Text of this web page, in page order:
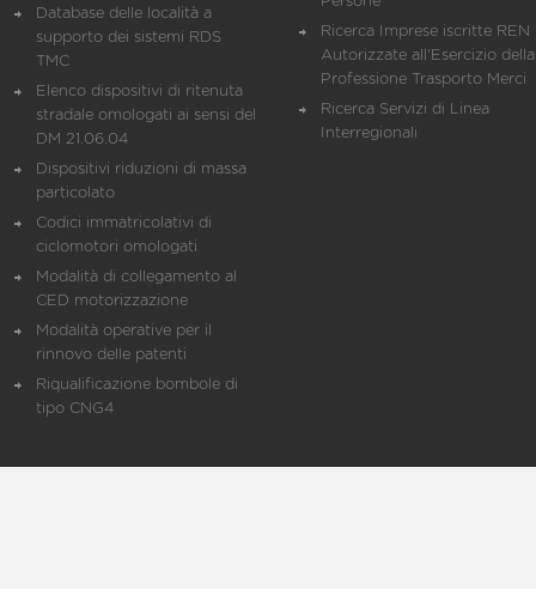
Database delle località a
supporto dei sistemi RDS
TMC
Elenco dispositivi di ritenuta
stradale omologati ai sensi del
DM 21.06.04
Dispositivi riduzioni di massa
particolato
Codici immatricolativi di
ciclomotori omologati
Modalità di collegamento al
CED motorizzazione
Modalità operative per il
rinnovo delle patenti
Riqualificazione bombole di
tipo CNG4
Ricerca Imprese iscritte REN
Autorizzate all'Esercizio della
Professione Trasporto Merci
Ricerca Servizi di Linea
Interregionali